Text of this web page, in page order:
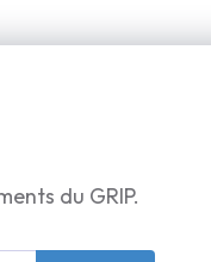
du GRIP.